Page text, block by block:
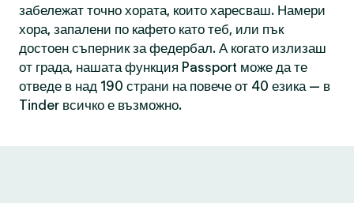
забележат точно хората, които харесваш. Намери
хора, запалени по кафето като теб, или пък
достоен съперник за федербал. А когато излизаш
от града, нашата функция Passport може да те
отведе в над 190 страни на повече от 40 езика — в
Tinder всичко е възможно.